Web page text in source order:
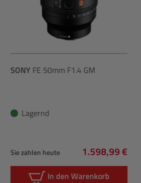
SONY FE 50mm F1.4 GM
Lagernd
Sie zahlen heute
Regulärer Preis:
1.598,99 €
In den Warenkorb